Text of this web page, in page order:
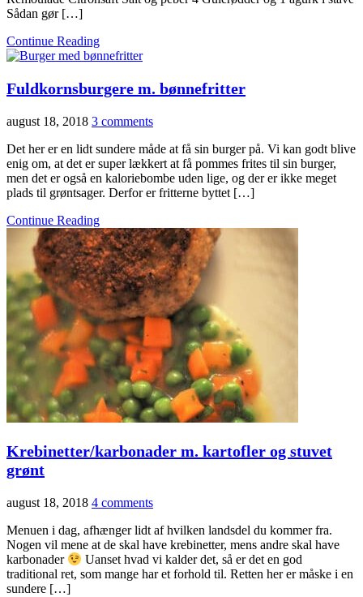
Sådan gør […]
Continue Reading
Fuldkornsburgere m. bønnefritter
august 18, 2018 3 comments
Det her er en lidt sundere måde at få sin burger på. Vi kan godt blive
enig om, at det er super lækkert at få pommes frites til sin burger,
men det er også en kaloriebombe uden lige, og der er ikke meget
plads til grøntsager. Derfor er fritterne byttet […]
Continue Reading
Krebinetter/karbonader m. kartofler og stuvet
grønt
august 18, 2018 4 comments
Menuen i dag, afhænger lidt af hvilken landsdel du kommer fra.
Nogen vil mene at de skal have krebinetter, mens andre skal have
karbonader
Uanset hvad vi kalder det, så er det en god
traditional ret, som mange har et forhold til. Retten her er måske i en
sundere […]